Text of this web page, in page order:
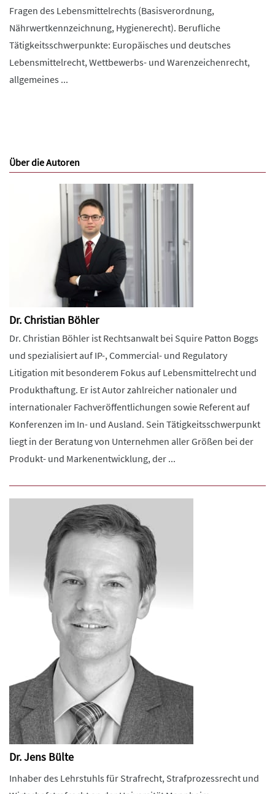
Fragen des Lebensmittelrechts (Basisverordnung,
Nährwertkennzeichnung, Hygienerecht). Berufliche
Tätigkeitsschwerpunkte: Europäisches und deutsches
Lebensmittelrecht, Wettbewerbs- und Warenzeichenrecht,
allgemeines ...
Über die Autoren
Dr. Christian Böhler
Dr. Christian Böhler ist Rechtsanwalt bei Squire Patton Boggs
und spezialisiert auf IP-, Commercial- und Regulatory
Litigation mit besonderem Fokus auf Lebensmittelrecht und
Produkthaftung. Er ist Autor zahlreicher nationaler und
internationaler Fachveröffentlichungen sowie Referent auf
Konferenzen im In- und Ausland. Sein Tätigkeitsschwerpunkt
liegt in der Beratung von Unternehmen aller Größen bei der
Produkt- und Markenentwicklung, der ...
Dr. Jens Bülte
Inhaber des Lehrstuhls für Strafrecht, Strafprozessrecht und